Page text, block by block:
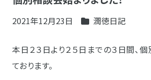
2021年12月23日 潤徳日記
本日２３日より２５日までの３日間、
ております。